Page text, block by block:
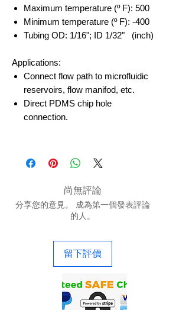
Maximum temperature (º F): 500
Minimum temperature (º F): -400
Tubing OD: 1/16"; ID 1/32" (inch)
Applications:
Connect flow path to microfluidic
reservoirs, flow manifod, etc.
Direct PDMS chip hole
connection.
尚無評論
分享您的意見。 成為第一個發表評論
的人。
留下評價